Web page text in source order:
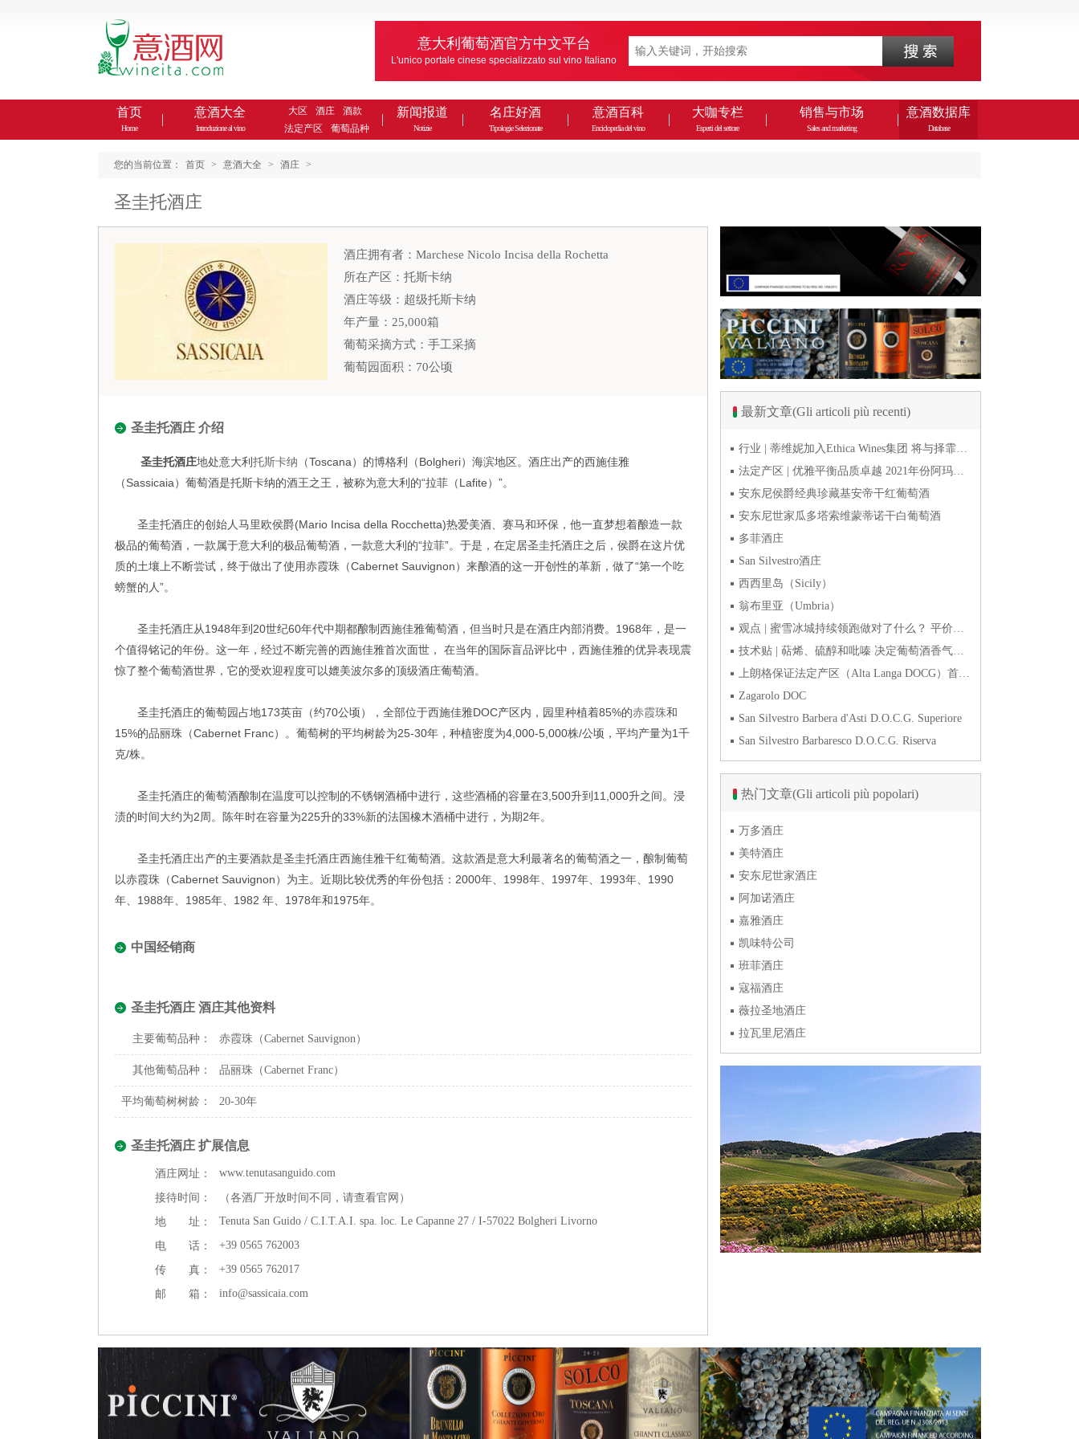
意大利葡萄酒官方中文平台
L'unico portale cinese specializzato sul vino Italiano
首页
Home
意酒大全
Introduzione al vino
大区 酒庄
酒款
法定产区
葡萄品种
新闻报道
Notizie
名庄好酒
Tipologie Selezionate
意酒百科
Enciclopedia del vino
大咖专栏
Esperti del settore
销售与市场
Sales and marketing
意酒数据库
Database
您的当前位置： 首页 > 意酒大全 > 酒庄 >
圣圭托酒庄
酒庄拥有者：Marchese Nicolo Incisa della Rochetta
所在产区：托斯卡纳
酒庄等级：超级托斯卡纳
年产量：25,000箱
葡萄采摘方式：手工采摘
葡萄园面积：70公顷
圣圭托酒庄 介绍
圣圭托酒庄地处意大利 托斯卡纳 （Toscana）的博格利（Bolgheri）海滨地区。酒庄出产的西施佳雅
（Sassicaia）葡萄酒是托斯卡纳的酒王之王，被称为意大利的“拉菲（Lafite）”。
圣圭托酒庄的创始人马里欧侯爵(Mario Incisa della Rocchetta)热爱美酒、赛马和环保，他一直梦想着酿造一款
极品的葡萄酒，一款属于意大利的极品葡萄酒，一款意大利的“拉菲”。于是，在定居圣圭托酒庄之后，侯爵在这片优
质的土壤上不断尝试，终于做出了使用赤霞珠（Cabernet Sauvignon）来酿酒的这一开创性的革新，做了“第一个吃
螃蟹的人”。
圣圭托酒庄从1948年到20世纪60年代中期都酿制西施佳雅葡萄酒，但当时只是在酒庄内部消费。1968年，是一
个值得铭记的年份。这一年，经过不断完善的西施佳雅首次面世， 在当年的国际盲品评比中，西施佳雅的优异表现震
惊了整个葡萄酒世界，它的受欢迎程度可以媲美波尔多的顶级酒庄葡萄酒。
圣圭托酒庄的葡萄园占地173英亩（约70公顷），全部位于西施佳雅DOC产区内，园里种植着85%的赤霞珠和
15%的品丽珠（Cabernet Franc）。葡萄树的平均树龄为25-30年，种植密度为4,000-5,000株/公顷，平均产量为1千
克/株。
圣圭托酒庄的葡萄酒酿制在温度可以控制的不锈钢酒桶中进行，这些酒桶的容量在3,500升到11,000升之间。浸
渍的时间大约为2周。陈年时在容量为225升的33%新的法国橡木酒桶中进行，为期2年。
圣圭托酒庄出产的主要酒款是圣圭托酒庄西施佳雅干红葡萄酒。这款酒是意大利最著名的葡萄酒之一，酿制葡萄
以赤霞珠（Cabernet Sauvignon）为主。近期比较优秀的年份包括：2000年、1998年、1997年、1993年、1990
年、1988年、1985年、1982 年、1978年和1975年。
中国经销商
圣圭托酒庄 酒庄其他资料
主要葡萄品种： 赤霞珠（Cabernet Sauvignon）
其他葡萄品种： 品丽珠（Cabernet Franc）
平均葡萄树树龄： 20-30年
圣圭托酒庄 扩展信息
酒庄网址： www.tenutasanguido.com
接待时间：
（各酒厂开放时间不同，请查看官网）
地 址：
Tenuta San Guido / C.I.T.A.I. spa. loc. Le Capanne 27 / I-57022 Bolgheri Livorno
电 话： +39 0565 762003
传 真： +39 0565 762017
邮 箱： info@sassicaia.com
最新文章(Gli articoli più recenti)
行业 | 蒂维妮加入Ethica Wines集团 将与择霏罗共拓中国市场
法定产区 | 优雅平衡品质卓越 2021年份阿玛罗尼Amarone全球预品会落幕
安东尼侯爵经典珍藏基安帝干红葡萄酒
安东尼世家瓜多塔索维蒙蒂诺干白葡萄酒
多菲酒庄
San Silvestro酒庄
西西里岛（Sicily）
翁布里亚（Umbria）
观点 | 蜜雪冰城持续领跑做对了什么？ 平价下沉或是酒商破
技术贴 | 萜烯、硫醇和吡嗪 决定葡萄酒香气的三类化合物
上朗格保证法定产区（Alta Langa DOCG）首次突破年产量百万瓶
Zagarolo DOC
San Silvestro Barbera d'Asti D.O.C.G. Superiore
San Silvestro Barbaresco D.O.C.G. Riserva
热门文章(Gli articoli più popolari)
万多酒庄
美特酒庄
安东尼世家酒庄
阿加诺酒庄
嘉雅酒庄
凯味特公司
班菲酒庄
寇福酒庄
薇拉圣地酒庄
拉瓦里尼酒庄